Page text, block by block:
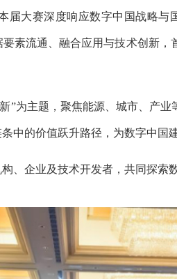
大赛深度响应数字中国战略与
素流通、融合应用与技术创新
主题，聚焦能源、城市、产业
中的价值跃升路径，为数字中国
企业及技术开发者，共同探索数